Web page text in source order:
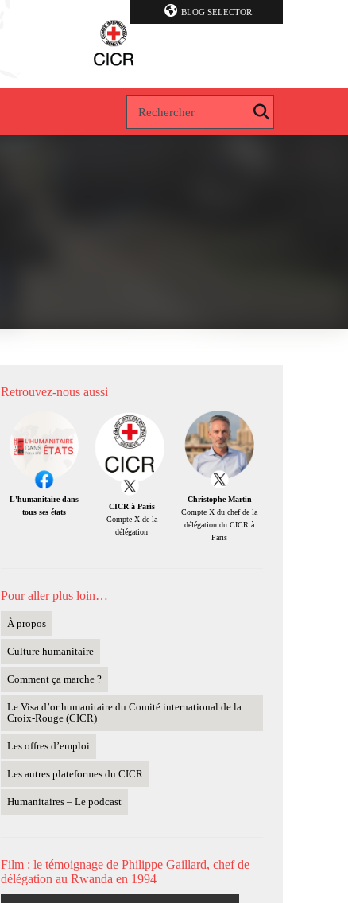
BLOG SELECTOR
Retrouvez-nous aussi
L'humanitaire dans
tous ses états
CICR à Paris
Compte X de la
délégation
Christophe Martin
Compte X du chef de la
délégation du CICR à
Paris
Pour aller plus loin…
À propos
Culture humanitaire
Comment ça marche ?
Le Visa d’or humanitaire du Comité international de la
Croix-Rouge (CICR)
Les offres d’emploi
Les autres plateformes du CICR
Humanitaires – Le podcast
Film : le témoignage de Philippe Gaillard, chef de
délégation au Rwanda en 1994